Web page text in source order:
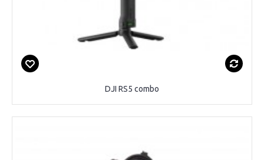
DJI RS5 combo